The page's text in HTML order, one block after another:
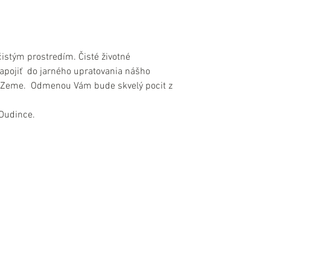
prostredím. Čisté životné
do jarného upratovania nášho
Odmenou Vám bude skvelý pocit z